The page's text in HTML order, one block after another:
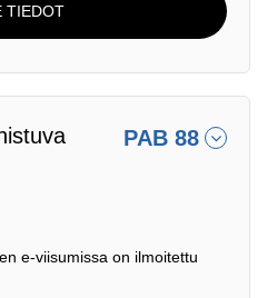
TIEDOT
PAB 88
e-viisumissa on ilmoitettu